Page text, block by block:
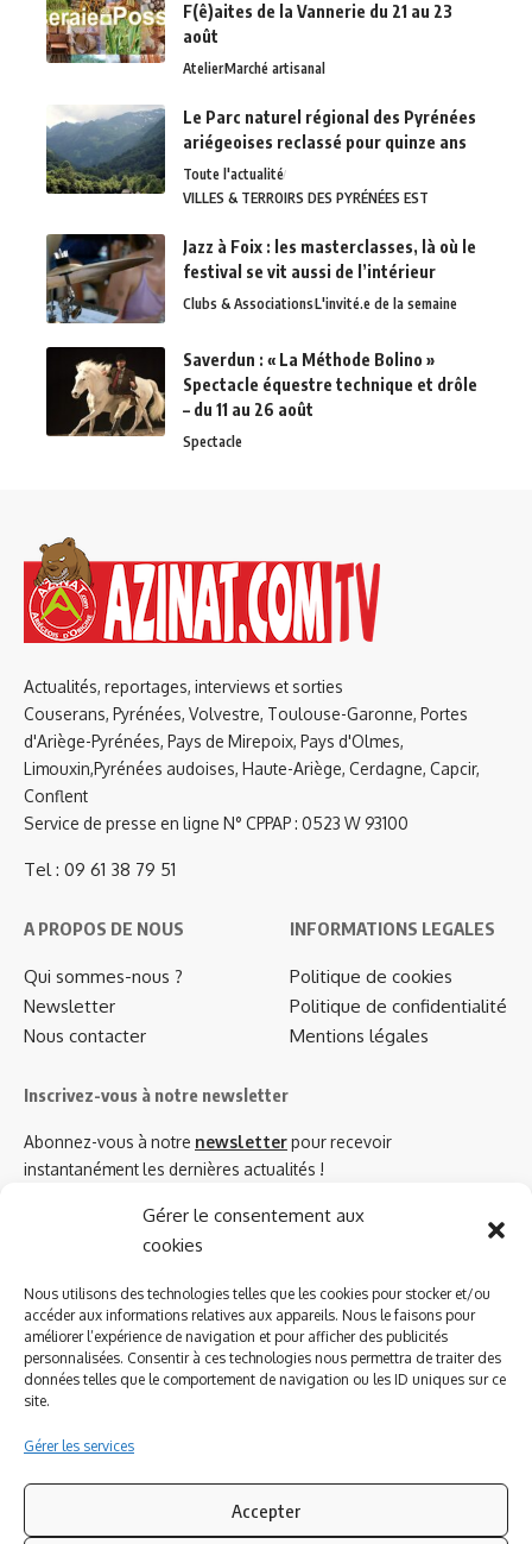
Gérer le consentement aux
cookies
Nous utilisons des technologies telles que les cookies pour stocker et/ou
accéder aux informations relatives aux appareils. Nous le faisons pour
améliorer l’expérience de navigation et pour afficher des publicités
personnalisées. Consentir à ces technologies nous permettra de traiter des
données telles que le comportement de navigation ou les ID uniques sur ce
site.
Gérer les services
Accepter
F(ê)aites de la Vannerie du 21 au 23
août
AtelierMarché artisanal
Le Parc naturel régional des Pyrénées
ariégeoises reclassé pour quinze ans
Toute l'actualité
VILLES & TERROIRS DES PYRÉNÉES EST
Jazz à Foix : les masterclasses, là où le
festival se vit aussi de l’intérieur
Clubs & AssociationsL'invité.e de la semaine
Saverdun : « La Méthode Bolino »
Spectacle équestre technique et drôle
– du 11 au 26 août
Spectacle
Actualités, reportages, interviews et sorties
Couserans, Pyrénées, Volvestre, Toulouse-Garonne, Portes
d'Ariège-Pyrénées, Pays de Mirepoix, Pays d'Olmes,
Limouxin,Pyrénées audoises, Haute-Ariège, Cerdagne, Capcir,
Conflent
Service de presse en ligne N° CPPAP : 0523 W 93100
Tel : 09 61 38 79 51
A PROPOS DE NOUS
Qui sommes-nous ?
Newsletter
Nous contacter
INFORMATIONS LEGALES
Politique de cookies
Politique de confidentialité
Mentions légales
Inscrivez-vous à notre newsletter
Abonnez-vous à notre newsletterpour recevoir
instantanément les dernières actualités !
Azinat.com TV soutient